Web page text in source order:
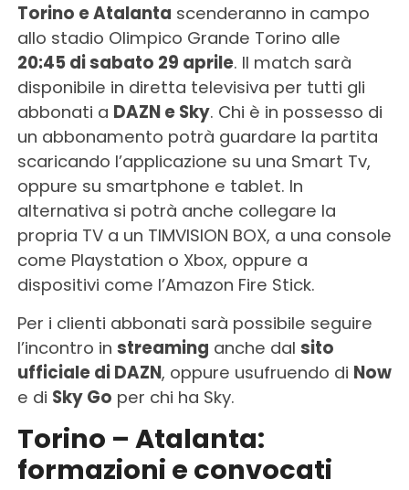
Torino e Atalanta scenderanno in campo
allo stadio Olimpico Grande Torino alle
20:45 di sabato 29 aprile. Il match sarà
disponibile in diretta televisiva per tutti gli
abbonati a DAZN e Sky. Chi è in possesso di
un abbonamento potrà guardare la partita
scaricando l’applicazione su una Smart Tv,
oppure su smartphone e tablet. In
alternativa si potrà anche collegare la
propria TV a un TIMVISION BOX, a una console
come Playstation o Xbox, oppure a
dispositivi come l’Amazon Fire Stick.
Per i clienti abbonati sarà possibile seguire
l’incontro in streaming anche dal sito
ufficiale di DAZN, oppure usufruendo di Now
e di Sky Go per chi ha Sky.
Torino – Atalanta:
formazioni e convocati